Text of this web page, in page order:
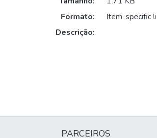
Formato:
Item-specific
Descrição:
PARCEIROS